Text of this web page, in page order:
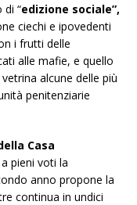
di “edizione sociale”,
ciechi e ipovedenti
i frutti delle
alle mafie, e quello
alcune delle più
penitenziarie
Casa
pieni voti la
anno propone la
continua in undici